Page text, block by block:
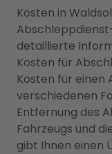
Kosten in
detaillierte
Kosten für
Kosten für einen
verschiedenen
Entfernung des
Fahrzeugs und
gibt Ihnen einen